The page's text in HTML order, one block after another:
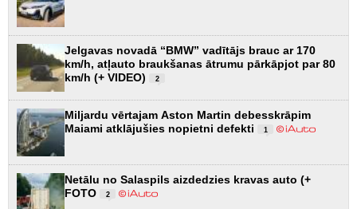
Jelgavas novadā “BMW” vadītājs brauc ar 170
km/h, atļauto braukšanas ātrumu pārkāpjot par 80
km/h (+ VIDEO)
2
Miljardu vērtajam Aston Martin debesskrāpim
Maiami atklājušies nopietni defekti
1
Netālu no Salaspils aizdedzies kravas auto (+
FOTO
2